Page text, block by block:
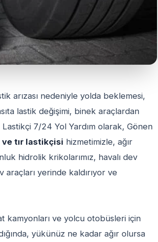
arızası nedeniyle yolda beklemesi,
lastik değişimi, binek araçlardan
7/24 Yol Yardım olarak, Gönen
tır lastikçisi hizmetimizle, ağır
hidrolik krikolarımız, havalı dev
yerinde kaldırıyor ve
kamyonları ve yolcu otobüsleri için
yükünüz ne kadar ağır olursa